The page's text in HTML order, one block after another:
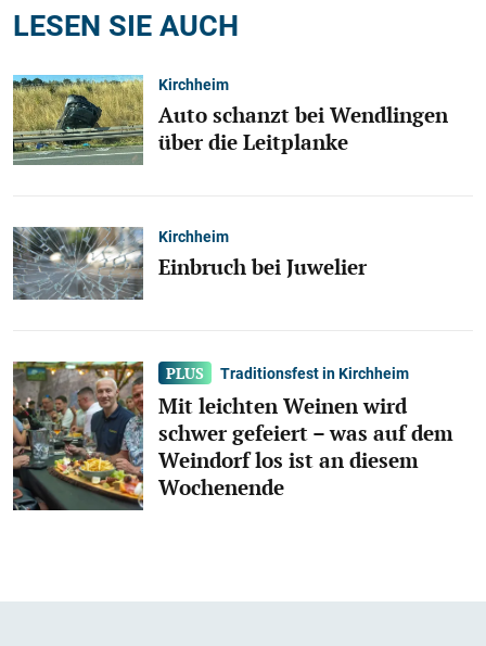
LESEN SIE AUCH
Kirchheim
Auto schanzt bei Wendlingen
über die Leitplanke
Kirchheim
Einbruch bei Juwelier
Traditionsfest in Kirchheim
Mit leichten Weinen wird
schwer gefeiert – was auf dem
Weindorf los ist an diesem
Wochenende